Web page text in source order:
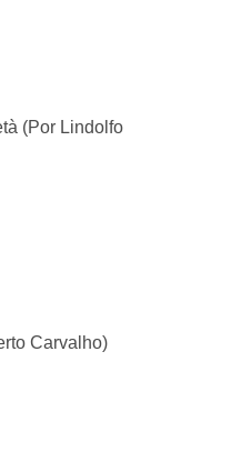
(por Lindolfo
Carvalho)